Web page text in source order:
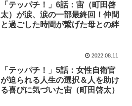
「テッパチ！」6話：宙（町田啓
太）が涙、涙の一部最終回！仲間
と過ごした時間が繋げた母との絆
2022.08.11
「テッパチ！」5話：女性自衛官
が迫られる人生の選択＆人を助け
る喜びに気づいた宙（町田啓太）